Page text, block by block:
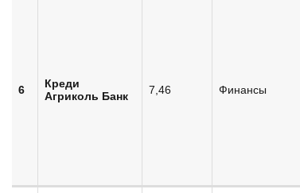
6
Креди
Агриколь Банк
7,46 Финансы